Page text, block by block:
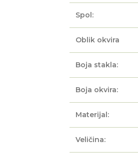
Spol:
Oblik okvira
Boja stakla:
Boja okvira:
Materijal:
Veličina: